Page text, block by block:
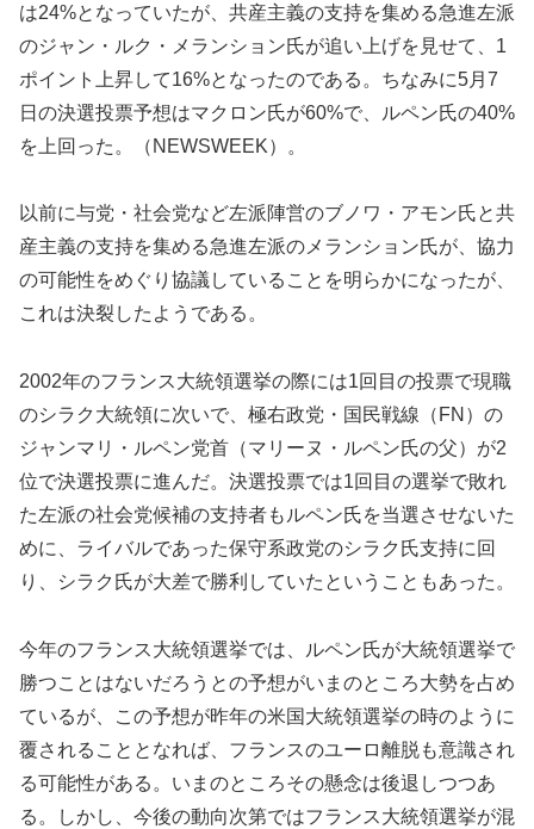
は24%となっていたが、共産主義の支持を集める急進左派
のジャン・ルク・メランション氏が追い上げを見せて、1
ポイント上昇して16%となったのである。ちなみに5月7
日の決選投票予想はマクロン氏が60%で、ルペン氏の40%
を上回った。（NEWSWEEK）。
以前に与党・社会党など左派陣営のブノワ・アモン氏と共
産主義の支持を集める急進左派のメランション氏が、協力
の可能性をめぐり協議していることを明らかになったが、
これは決裂したようである。
2002年のフランス大統領選挙の際には1回目の投票で現職
のシラク大統領に次いで、極右政党・国民戦線（FN）の
ジャンマリ・ルペン党首（マリーヌ・ルペン氏の父）が2
位で決選投票に進んだ。決選投票では1回目の選挙で敗れ
た左派の社会党候補の支持者もルペン氏を当選させないた
めに、ライバルであった保守系政党のシラク氏支持に回
り、シラク氏が大差で勝利していたということもあった。
今年のフランス大統領選挙では、ルペン氏が大統領選挙で
勝つことはないだろうとの予想がいまのところ大勢を占め
ているが、この予想が昨年の米国大統領選挙の時のように
覆されることとなれば、フランスのユーロ離脱も意識され
る可能性がある。いまのところその懸念は後退しつつあ
る。しかし、今後の動向次第ではフランス大統領選挙が混